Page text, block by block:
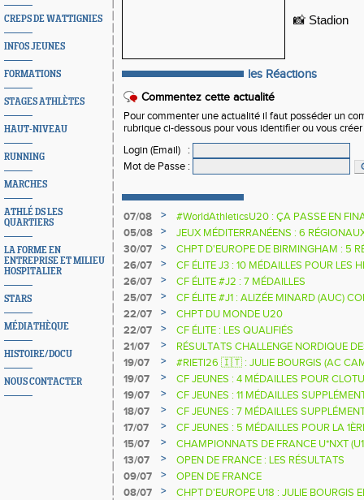
CREPS DE WATTIGNIES
INFOS JEUNES
FORMATIONS
STAGES ATHLÈTES
HAUT-NIVEAU
RUNNING
MARCHES
ATHLÉ DS LES
QUARTIERS
LA FORME EN
ENTREPRISE ET MILIEU
HOSPITALIER
STARS
MÉDIATHÈQUE
HISTOIRE/DOCU
NOUS CONTACTER
📸 Stadion
les Réactions
Commentez cette actualité
Pour commenter une actualité il faut posséder un
rubrique ci-dessous pour vous identifier ou vous
Login (Email)
:
Mot de Passe :
07/08 >
#WorldAthleticsU20 : ÇA PASSE EN
SAUTEURS
05/08 >
JEUX MÉDITERRANÉENS : 6
30/07
>
CHPT D'EUROPE DE BIRMINGHAM : 5
26/07
>
CF ÉLITE J3 : 10 MÉDAILLES POUR LES
26/07
>
CF ÉLITE #J2 : 7 MÉDAILLES
25/07
>
CF ÉLITE #J1 : ALIZÉE MINARD (AUC)
NATIONALE
22/07 >
CHPT DU MONDE U20
22/07
>
CF ÉLITE : LES QUALIFIÉS
21/07
>
RÉSULTATS CHALLENGE NORDIQUE
2025 2026
19/07 >
#RIETI26 🇮🇹 : JULIE BOURGIS (AC
D'EUROPE U18 DE LA PERCHE
19/07 >
CF JEUNES : 4 MÉDAILLES POUR
19/07
>
CF JEUNES : 11 MÉDAILLES
18/07
>
CF JEUNES : 7 MÉDAILLES
17/07
>
CF JEUNES : 5 MÉDAILLES POUR LA
15/07
>
CHAMPIONNATS DE FRANCE U*NXT
13/07
>
OPEN DE FRANCE : LES RÉSULTATS
09/07
>
OPEN DE FRANCE
08/07
>
CHPT D'EUROPE U18 : JULIE BOURGIS